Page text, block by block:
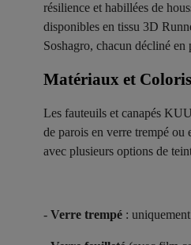
résilience et habillées de
disponibles en tissu 3D
Soshagro, chacun décliné en
Matériaux et Coloris
Les fauteuils et canapés
de parois en verre trempé
avec plusieurs options de
- Verre trempé :